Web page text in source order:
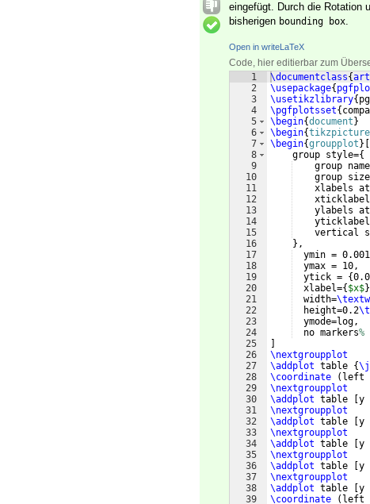
eingefügt. Durch die Rotation
bisherigen bounding box.
Open in writeLaTeX
Code, hier editierbar zum
1
2
3
4
5
6
7
8
9
10
11
12
13
14
15
16
17
18
19
20
21
22
23
24
25
26
27
28
29
30
31
32
33
34
35
36
37
38
39
\documentclass{
\usepackage{
\usetikzlibrary{
\pgfplotsset{
\begin{document }
\begin{tikzpicture
\begin{groupplot }
    group style=
{
group
group
xlabels
ylabels
vertical
} ,
ymin =
  ymax = 10,
  ytick =
{
  xlabel=
{ $x$}
  width=
  height=0.2
  ymode=log,
  no markers
\nextgroupplot
\addplot table {
\coordinate
( left
\nextgroupplot
\addplot table y
\nextgroupplot
\addplot table y
\nextgroupplot
\addplot table y
\nextgroupplot
\addplot table y
\nextgroupplot
\addplot table y
\coordinate
( left